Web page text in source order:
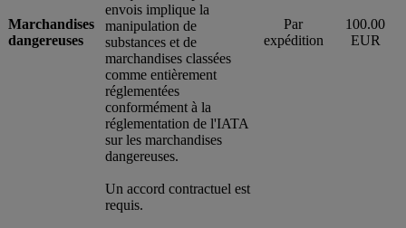
Marchandises
dangereuses
envois implique la
manipulation de
substances et de
marchandises classées
comme entièrement
réglementées
conformément à la
réglementation de l'IATA
sur les marchandises
dangereuses.
Un accord contractuel est
requis.
Par
expédition
100.00
EUR